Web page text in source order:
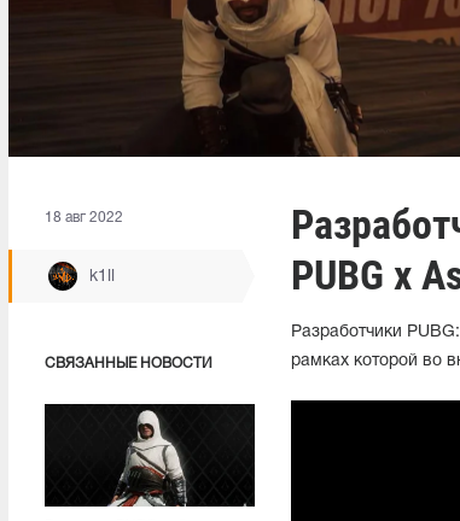
18 авг 2022
k1ll
СВЯЗАННЫЕ НОВОСТИ
PUBG x
Разработчики
рамках которой во